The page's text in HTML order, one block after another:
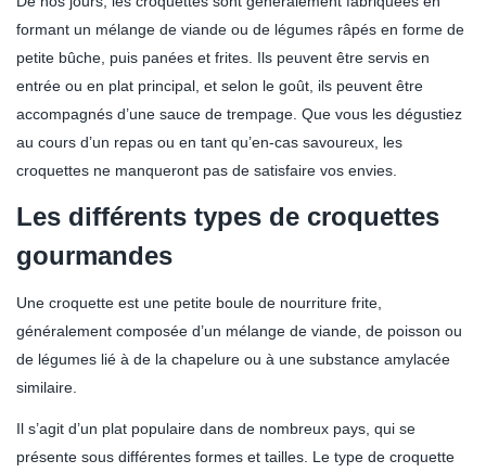
formant un mélange de viande ou de légumes râpés en forme de
petite bûche, puis panées et frites. Ils peuvent être servis en
entrée ou en plat principal, et selon le goût, ils peuvent être
accompagnés d’une sauce de trempage. Que vous les dégustiez
au cours d’un repas ou en tant qu’en-cas savoureux, les
croquettes ne manqueront pas de satisfaire vos envies.
Les différents types de croquettes
gourmandes
Une croquette est une petite boule de nourriture frite,
généralement composée d’un mélange de viande, de poisson ou
de légumes lié à de la chapelure ou à une substance amylacée
similaire.
Il s’agit d’un plat populaire dans de nombreux pays, qui se
présente sous différentes formes et tailles. Le type de croquette